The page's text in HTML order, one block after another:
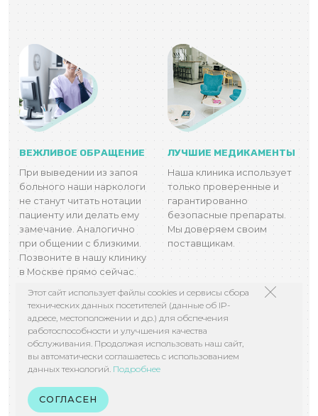
ВЕЖЛИВОЕ ОБРАЩЕНИЕ
При выведении из запоя
больного наши наркологи
не станут читать нотации
пациенту или делать ему
замечание. Аналогично
при общении с близкими.
Позвоните в нашу клинику
в Москве прямо сейчас.
ЛУЧШИЕ МЕДИКАМЕНТЫ
Наша клиника использует
только проверенные и
гарантированно
безопасные препараты.
Мы доверяем своим
поставщикам.
Этот сайт использует файлы cookies и сервисы сбора
технических данных посетителей (данные об IP-
адресе, местоположении и др.) для обспечения
работоспособности и улучшения качества
обслуживания. Продолжая использовать наш сайт,
вы автоматически соглашаетесь с использованием
данных технологий. Подробнее
СОГЛАСЕН